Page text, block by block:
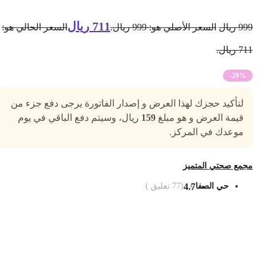
ريال السعر الأصلي هو: 999 ريال. 711 ريال السعر الحالي هو:
-29%
لتأكيد حجزك لهذا العرض و إصدار الفاتورة يرجى دفع جزء من
قيمة العرض و هو مبلغ159 ريال، وسيتم دفع الباقي في يوم
موعدك في المركز.
صحتي المتميز
حي الصفا 4.7
(
77تعليق )